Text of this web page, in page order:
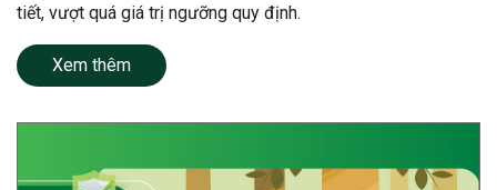
tiết, vượt quá giá trị ngưỡng quy định.
Xem thêm